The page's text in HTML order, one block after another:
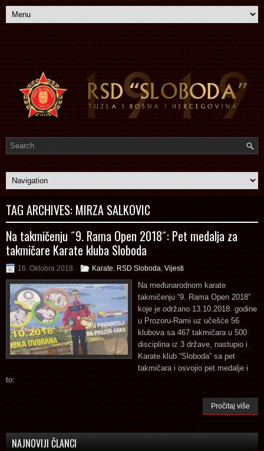
TAG ARCHIVES: MIRZA SALKOVIC
Na takmičenju ˝9. Rama Open 2018˝: Pet medalja za
takmičare Karate kluba Sloboda
16. Oktobra 2018. Karate RSD Sloboda Vijesti
Na međunarodnom karate
takmičenju “9. Rama Open 2018”
koje je održano 13.10.2018. godine
u Prozoru-Rami uz učešće 56
klubova sa 467 takmičara u 500
disciplina iz 3 države, nastupio i
Karate klub “Sloboda” sa pet
takmičara i osvojio pet medalje i
to:
Pročitaj više
NAJNOVIJI ČLANCI